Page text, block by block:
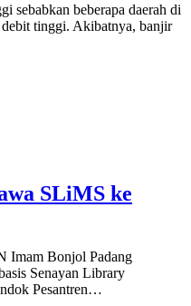
sebabkan beberapa daerah di
debit tinggi. Akibatnya, banjir
SLiMS ke
Imam Bonjol Padang
Senayan Library
Pesantren…